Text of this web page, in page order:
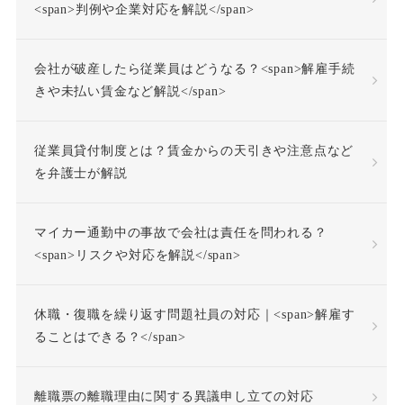
<span>判例や企業対応を解説</span>
会社が破産したら従業員はどうなる？<span>解雇手続
きや未払い賃金など解説</span>
従業員貸付制度とは？賃金からの天引きや注意点など
を弁護士が解説
マイカー通勤中の事故で会社は責任を問われる？
<span>リスクや対応を解説</span>
休職・復職を繰り返す問題社員の対応｜<span>解雇す
ることはできる？</span>
離職票の離職理由に関する異議申し立ての対応